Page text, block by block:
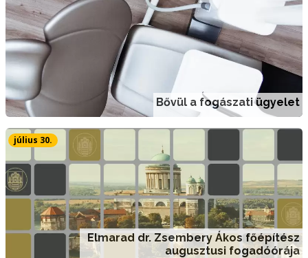
Bővül a fogászati ügyelet
Elmarad dr. Zsembery Ákos főépítész
augusztusi fogadóórája
július 30.